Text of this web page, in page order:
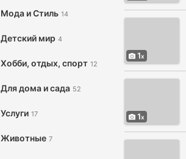
Мода и Стиль 14
Детский мир 4
Хобби, отдых, спорт 12
Для дома и сада 52
Услуги 17
Животные 7
1
1